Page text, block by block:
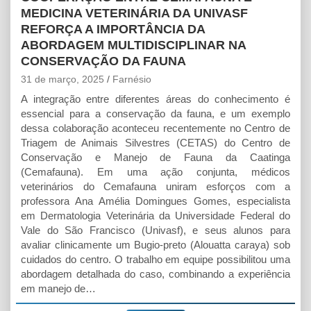
MEDICINA VETERINÁRIA DA UNIVASF
REFORÇA A IMPORTÂNCIA DA
ABORDAGEM MULTIDISCIPLINAR NA
CONSERVAÇÃO DA FAUNA
31 de março, 2025 Farnésio
A integração entre diferentes áreas do conhecimento é
essencial para a conservação da fauna, e um exemplo
dessa colaboração aconteceu recentemente no Centro de
Triagem de Animais Silvestres (CETAS) do Centro de
Conservação e Manejo de Fauna da Caatinga
(Cemafauna). Em uma ação conjunta, médicos
veterinários do Cemafauna uniram esforços com a
professora Ana Amélia Domingues Gomes, especialista
em Dermatologia Veterinária da Universidade Federal do
Vale do São Francisco (Univasf), e seus alunos para
avaliar clinicamente um Bugio-preto (Alouatta caraya) sob
cuidados do centro. O trabalho em equipe possibilitou uma
abordagem detalhada do caso, combinando a experiência
em manejo de…